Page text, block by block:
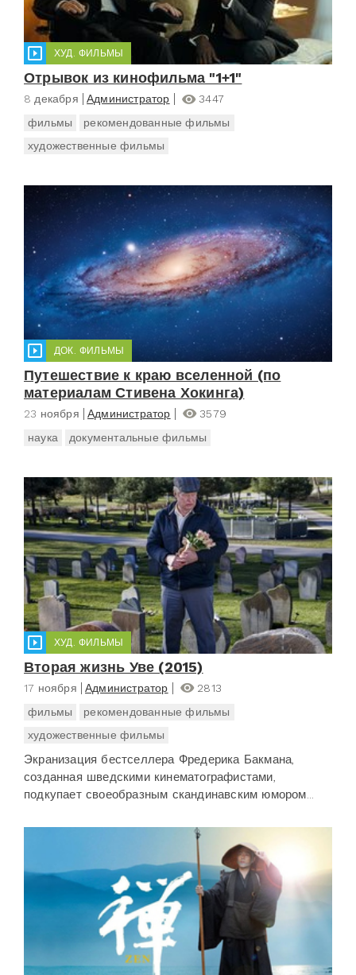
ХУД. ФИЛЬМЫ
Отрывок из кинофильма "1+1"
8 декабря Администратор
3447
фильмы
рекомендованные фильмы
художественные фильмы
ДОК. ФИЛЬМЫ
Путешествие к краю вселенной (по
материалам Стивена Хокинга)
23 ноября Администратор
3579
наука
документальные фильмы
ХУД. ФИЛЬМЫ
Вторая жизнь Уве (2015)
17 ноября Администратор
2813
фильмы
рекомендованные фильмы
художественные фильмы
Экранизация бестселлера Фредерика Бакмана,
созданная шведскими кинематографистами,
подкупает своеобразным скандинавским юмором...